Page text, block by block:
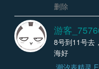
删除
游客
8号到11号去
海好